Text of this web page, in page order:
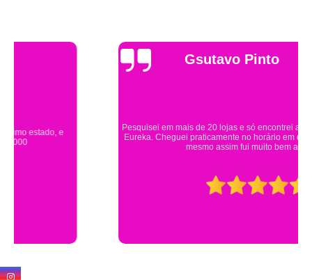
Gsutavo Pinto
Pesquisei em mais de 20 lojas e só encontrei a fantasia de meu filho na
Eureka. Cheguei praticamente no horário em que estavam fechando e
mesmo assim fui muito bem atendido.